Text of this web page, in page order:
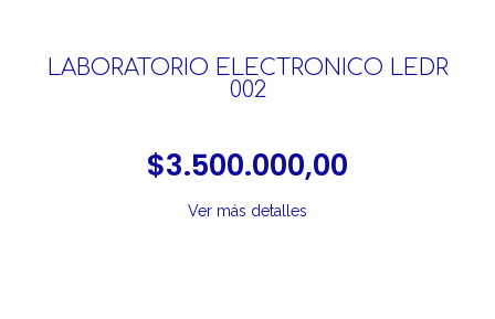
LABORATORIO ELECTRONICO LEDR
002
$3.500.000,00
Ver más detalles